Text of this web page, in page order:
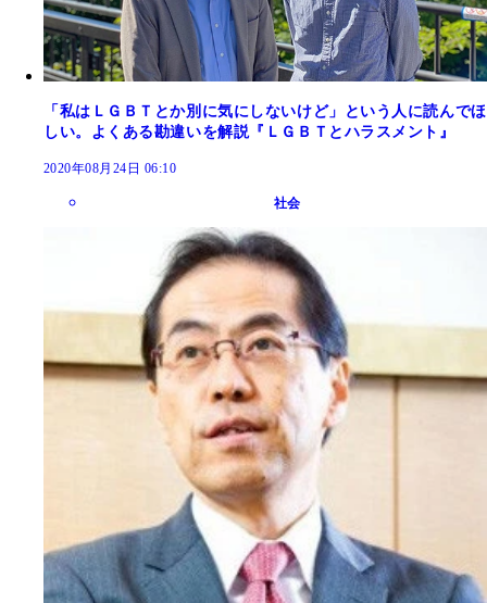
「私はＬＧＢＴとか別に気にしないけど」という人に読んでほ
しい。よくある勘違いを解説『ＬＧＢＴとハラスメント』
2020年08月24日 06:10
社会